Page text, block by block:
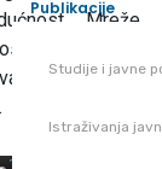
Publikacije
Studije i javne
Istraživanja
Mreže.
za razvoj
mogućnost